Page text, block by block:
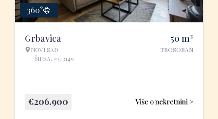
360°
Grbavica
NOVI SAD
ŠIFRA: #573149
50 m2
TROSOBAN
Više o nekretnini >
€206.900